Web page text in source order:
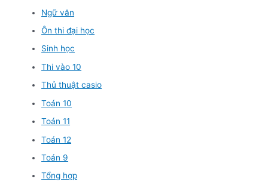
Ngữ văn
Ôn thi đại học
Sinh học
Thi vào 10
Thủ thuật casio
Toán 10
Toán 11
Toán 12
Toán 9
Tổng hợp